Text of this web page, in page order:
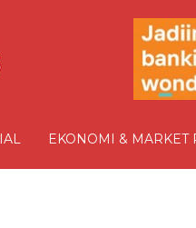
EKONOMI & MARKET